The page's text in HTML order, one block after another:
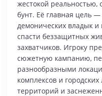
жестокой
бунт. Её главная цель —
демонических владык
спасти беззащитных
захватчиков. Игроку
сюжетную кампанию,
разнообразными
комплексов и
территорий и